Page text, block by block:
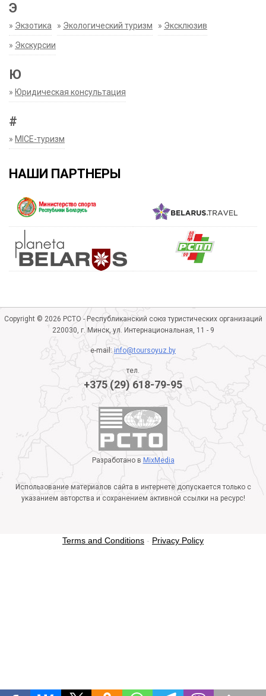
Э
» Экзотика » Экологический туризм » Эксклюзив
» Экскурсии
Ю
» Юридическая консультация
#
» MICE-туризм
НАШИ ПАРТНЕРЫ
Copyright © 2026 РСТО - Республиканский союз туристических организаций
220030, г. Минск, ул. Интернациональная, 11 - 9
e-mail:info@toursoyuz.by
тел.
+375 (29) 618-79-95
Разработано в MixMedia
Использование материалов сайта в интернете допускается только с
указанием авторства и сохранением активной ссылки на ресурс!
Terms and Conditions - Privacy Policy